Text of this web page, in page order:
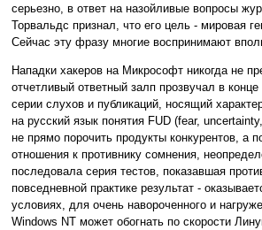
серьезно, в ответ на назойливые вопросы
Торвальдс признал, что его цель - мировая
Сейчас эту фразу многие воспринимают
Нападки хакеров на Микрософт никогда не
отчетливый ответный залп прозвучал в
серии слухов и публикаций, носящий
на русский язык понятия FUD (fear,
не прямо порочить продукты конкурентов, а
отношения к противнику сомнения,
последовала серия тестов, показавшая
повседневной практике результат -
условиях, для очень навороченного и
Windows NT может обогнать по скорости